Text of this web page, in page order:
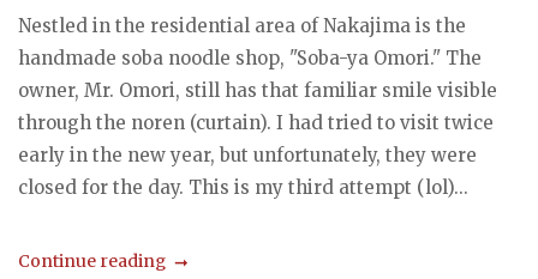
Nestled in the residential area of Nakajima is the
handmade soba noodle shop, "Soba-ya Omori." The
owner, Mr. Omori, still has that familiar smile visible
through the noren (curtain). I had tried to visit twice
early in the new year, but unfortunately, they were
closed for the day. This is my third attempt (lol)...
Continue reading